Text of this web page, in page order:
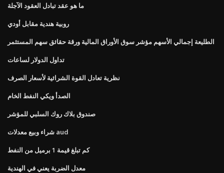
ما هو عقد تبادل العقود الآجلة
روبية هندية مقابل أودي
الطليعة إجمالي الأسهم مؤشر سوق الأوراق المالية ورقة حقائق سهم المستثمر
تداول الدولار لساعات
نظرية تعادل القوة الشرائية لأسعار الصرف
الصدأ ويكي النفط الخام
صندوق بلاك روك السلبي للمؤشر
شراء وبيع معدلات aud
كم تبلغ قيمة 1 برميل من النفط
معدل الضربة يعني في الهندية